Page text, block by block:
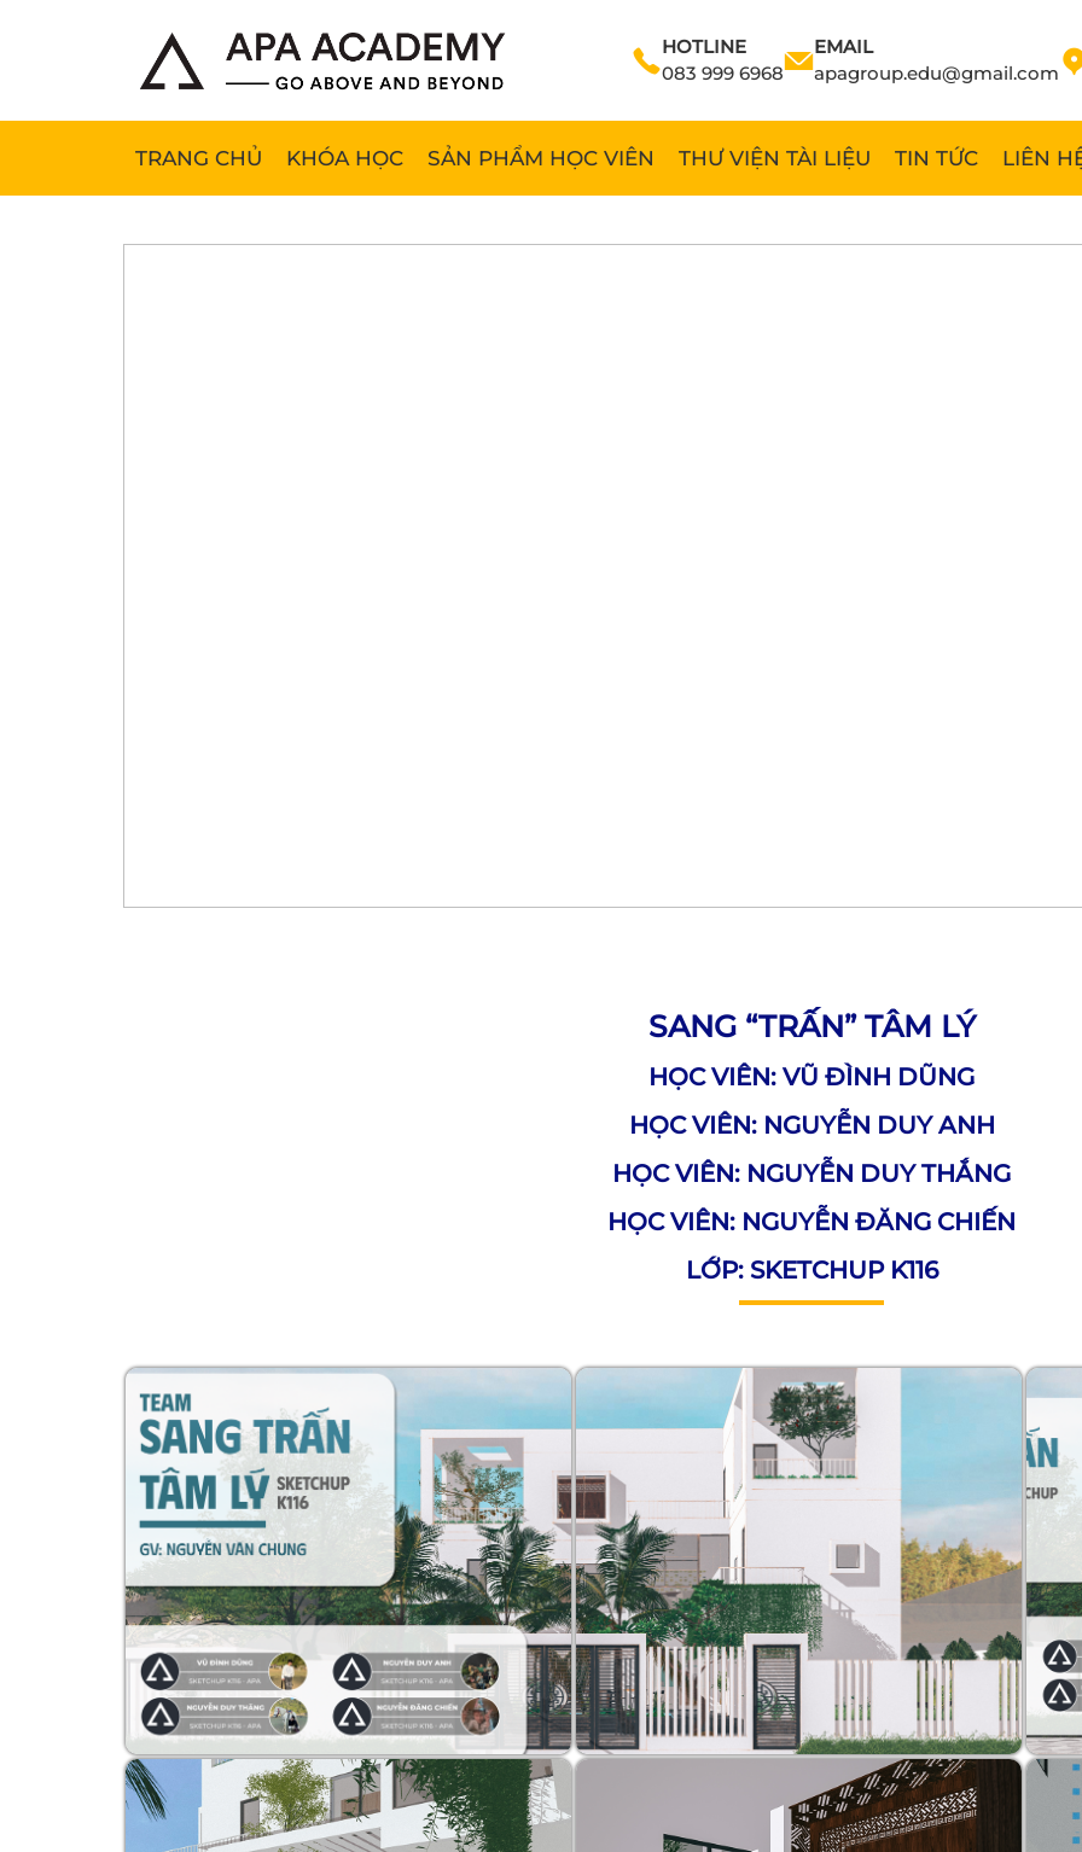
HOTLINE
083 999 6968
EMAIL
apagroup.edu@gmail.com
TRANG CHỦ KHÓA HỌC SẢN PHẨM HỌC VIÊN THƯ VIỆN TÀI LIỆU TIN TỨC LIÊN
SANG “TRẤN” TÂM LÝ
HỌC VIÊN: VŨ ĐÌNH DŨNG
HỌC VIÊN: NGUYỄN DUY ANH
HỌC VIÊN: NGUYỄN DUY THẮNG
HỌC VIÊN: NGUYỄN ĐĂNG CHIẾN
LỚP: SKETCHUP K116